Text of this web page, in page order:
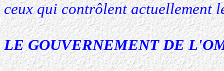
ceux qui contrôlent actuellement
LE GOUVERNEMENT DE